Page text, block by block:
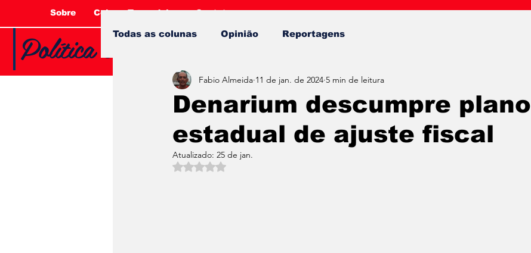
Sobre Coluna Tucandeira Contato
Política e Opinião com Fábio Almeida
Todas as colunas Opinião Reportagens
Denarium descumpre plano
estadual de ajuste fiscal
Fabio Almeida 11 de jan. de 2024 5 min de leitura
Atualizado: 25 de jan.
Avaliado com NaN de 5 estrelas.